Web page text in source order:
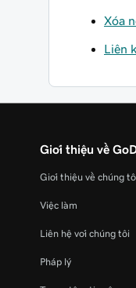
Xóa
Liên
Giới thiệu về
Giới thiệu về chúng
Việc làm
Liên hệ với chúng tôi
Pháp lý